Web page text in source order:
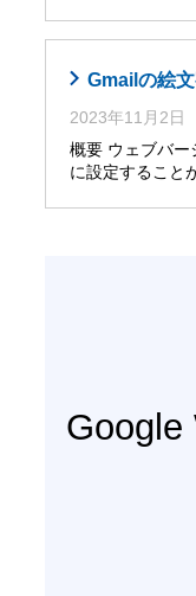
Gmailの絵
2023年11月2日
概要 ウェブバー
に設定すること
Google